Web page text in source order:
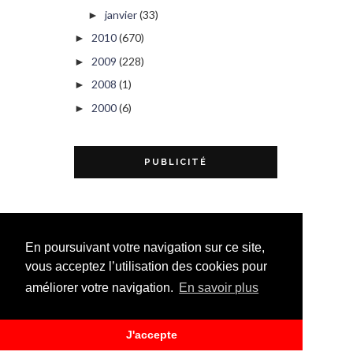
En poursuivant votre navigation sur ce site,
vous acceptez l’utilisation des cookies pour
améliorer votre navigation. En savoir plus
J'accepte
► janvier(33)
► 2010(670)
► 2009 (228)
► 2008 (1)
► 2000(6)
PUBLICITÉ